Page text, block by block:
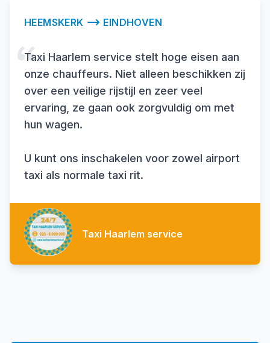
HEEMSKERK EINDHOVEN
Taxi Haarlem service stelt hoge eisen aan
onze chauffeurs. Niet alleen beschikken zij
over een veilige rijstijl en zeer veel
ervaring, ze gaan ook zorgvuldig om met
hun wagen.
U kunt ons inschakelen voor zowel airport
taxi als normale taxi rit.
Taxi Haarlem service